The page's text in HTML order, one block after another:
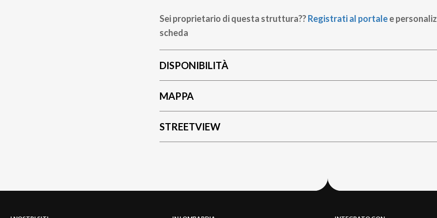
Sei proprietario di questa struttura??Registrati al portalee
scheda
DISPONIBILITÀ
MAPPA
STREETVIEW